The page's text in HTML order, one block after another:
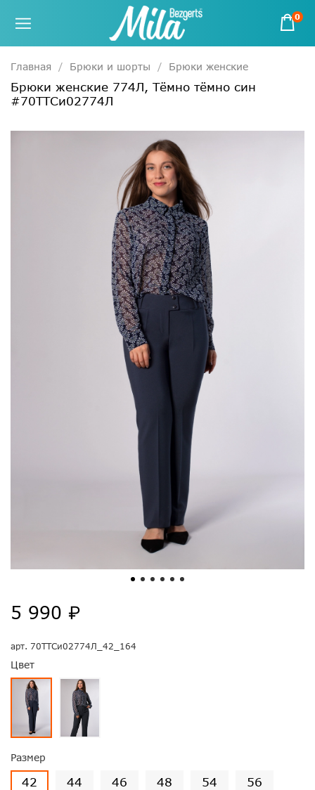
0
Главная Брюки и шорты Брюки женские
Брюки женские 774Л, Тёмно тёмно син
#70ТТСи02774Л
арт. 70ТТСи02774Л_42_164
Цвет
Размер
42 44 46 48 54 56
5 990 ₽